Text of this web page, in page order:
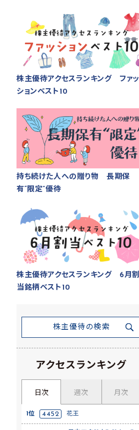
株主優待アクセスランキング ファッ
ションベスト10
持ち続けた人への贈り物 長期保
有“限定”優待
株主優待アクセスランキング 6月割
当銘柄ベスト10
株主優待の検索
アクセスランキング
日次 週次 月次
1位 4452 花王